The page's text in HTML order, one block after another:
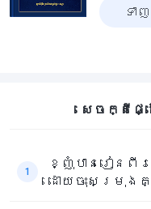
ទា
សេចក្តី​ផ្
1
ខ្ញុំបានរៀនពី
ដោយចុះសម្រុងគ្